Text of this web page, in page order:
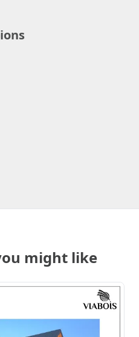
might like